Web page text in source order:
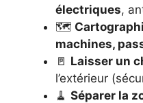
électriques,
🗺️
machines,
🚪 Laisser un
l’extérieur
🧹 Séparer la